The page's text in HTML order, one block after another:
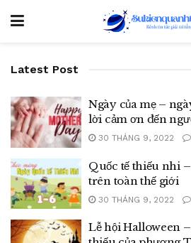
Latest Post
Ngày của mẹ –
lời cảm ơn đến
30 THÁNG 9, 2022
Quốc tế thiếu nhi
trên toàn thế giới
30 THÁNG 9, 2022
Lễ hội Halloween